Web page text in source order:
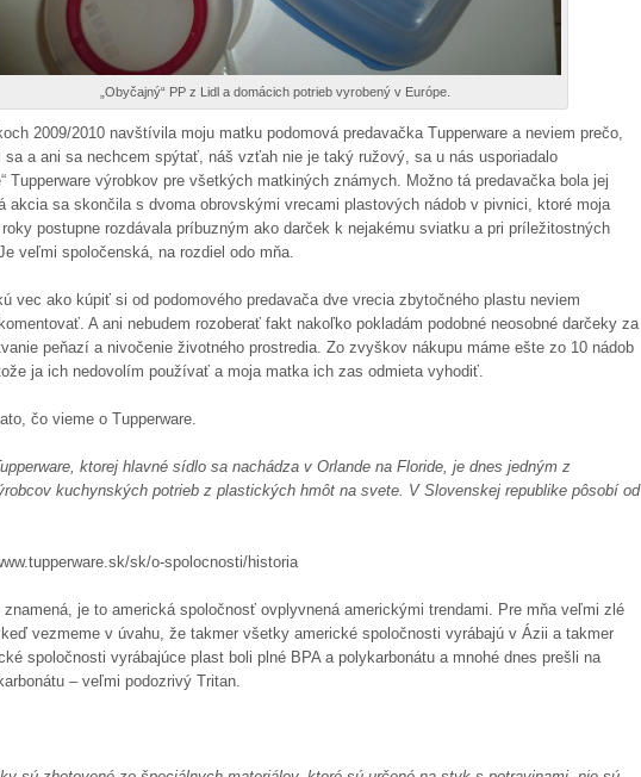
„Obyčajný“ PP z Lidl a domácich potrieb vyrobený v Európe.
2009/2010 navštívila moju matku podomová predavačka Tupperware a neviem prečo,
sa a ani sa nechcem spýtať, náš vzťah nie je taký ružový, sa u nás usporiadalo
Tupperware výrobkov pre všetkých matkiných známych. Možno tá predavačka bola jej
akcia sa skončila s dvoma obrovskými vrecami plastových nádob v pivnici, ktoré moja
postupne rozdávala príbuzným ako darček k nejakému sviatku a pri príležitostných
veľmi spoločenská, na rozdiel odo mňa.
vec ako kúpiť si od podomového predavača dve vrecia zbytočného plastu neviem
A ani nebudem rozoberať fakt nakoľko pokladám podobné neosobné darčeky za
peňazí a nivočenie životného prostredia. Zo zvyškov nákupu máme ešte zo 10 nádob
ja ich nedovolím používať a moja matka ich zas odmieta vyhodiť.
čo vieme o Tupperware.
ktorej hlavné sídlo sa nachádza v Orlande na Floride, je dnes jedným z
kuchynských potrieb z plastických hmôt na svete. V Slovenskej republike pôsobí od
sk/o-spolocnosti/historia
znamená, je to americká spoločnosť ovplyvnená americkými trendami. Pre mňa veľmi zlé
vezmeme v úvahu, že takmer všetky americké spoločnosti vyrábajú v Ázii a takmer
spoločnosti vyrábajúce plast boli plné BPA a polykarbonátu a mnohé dnes prešli na
– veľmi podozrivý Tritan.